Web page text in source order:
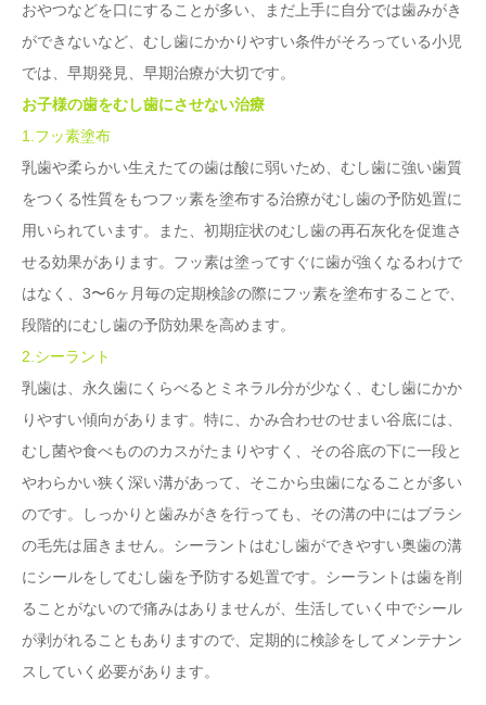
おやつなどを口にすることが多い、まだ上手に自分では歯みがき
ができないなど、むし歯にかかりやすい条件がそろっている小児
では、早期発見、早期治療が大切です。
お子様の歯をむし歯にさせない治療
1.フッ素塗布
乳歯や柔らかい生えたての歯は酸に弱いため、むし歯に強い歯質
をつくる性質をもつフッ素を塗布する治療がむし歯の予防処置に
用いられています。また、初期症状のむし歯の再石灰化を促進さ
せる効果があります。フッ素は塗ってすぐに歯が強くなるわけで
はなく、3〜6ヶ月毎の定期検診の際にフッ素を塗布することで、
段階的にむし歯の予防効果を高めます。
2.シーラント
乳歯は、永久歯にくらべるとミネラル分が少なく、むし歯にかか
りやすい傾向があります。特に、かみ合わせのせまい谷底には、
むし菌や食べもののカスがたまりやすく、その谷底の下に一段と
やわらかい狭く深い溝があって、そこから虫歯になることが多い
のです。しっかりと歯みがきを行っても、その溝の中にはブラシ
の毛先は届きません。シーラントはむし歯ができやすい奥歯の溝
にシールをしてむし歯を予防する処置です。シーラントは歯を削
ることがないので痛みはありませんが、生活していく中でシール
が剥がれることもありますので、定期的に検診をしてメンテナン
スしていく必要があります。